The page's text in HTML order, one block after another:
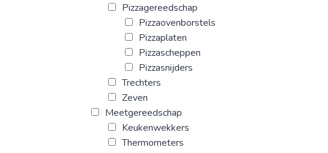
Pizzagereedschap
Pizzaovenborstels
Pizzaplaten
Pizzascheppen
Pizzasnijders
Trechters
Zeven
Meetgereedschap
Keukenwekkers
Thermometers